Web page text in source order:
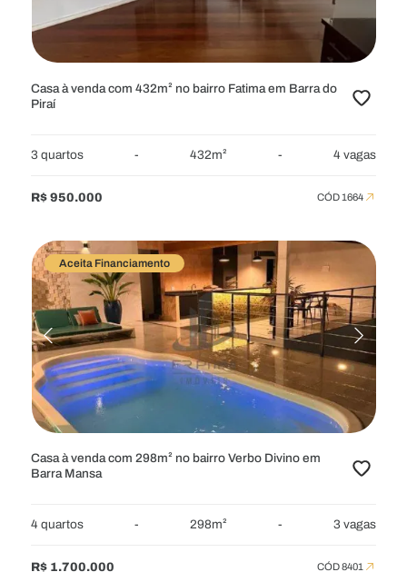
Casa à venda com 432m² no bairro Fatima em Barra do
Piraí
3 quartos - 432m² - 4 vagas
R$ 950.000 CÓD 1664
Aceita Financiamento
Casa à venda com 298m² no bairro Verbo Divino em
Barra Mansa
4 quartos - 298m² - 3 vagas
R$ 1.700.000 CÓD 8401